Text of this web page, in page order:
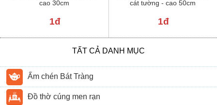
cao 30cm
1đ
cát tường - cao 50cm
1đ
TẤT CẢ DANH MỤC
Ấm chén Bát Tràng
Đồ thờ cúng men rạn